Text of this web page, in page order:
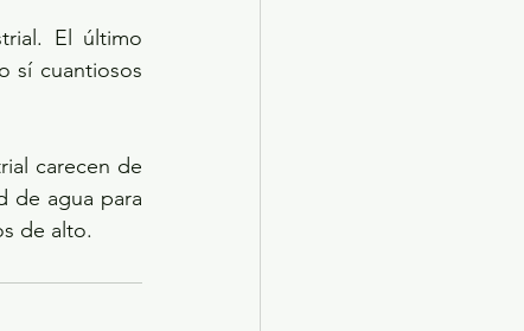
El último
sí cuantiosos
carecen de
de agua para
de alto.